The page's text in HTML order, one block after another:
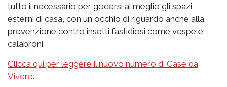
tutto il necessario per godersi al meglio gli spazi
esterni di casa, con un occhio di riguardo anche alla
prevenzione contro insetti fastidiosi come vespe e
calabroni.
Clicca qui per leggere il nuovo numero di Case da
Vivere.